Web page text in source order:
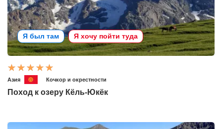
Я был там Я хочу пойти туда
Азия Кочкор и окрестности
Поход к озеру Кёль-Юкёк